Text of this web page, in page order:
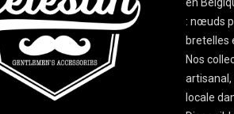
: nœuds
bretelles
Nos
locale